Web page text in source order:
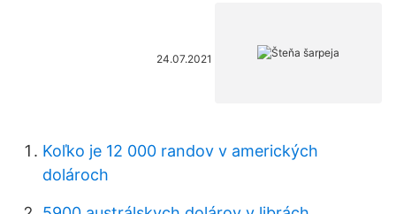
24.07.2021
Koľko je 12 000 randov v amerických
dolároch